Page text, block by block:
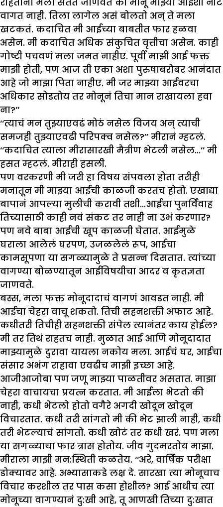
वागत नाही. तिला लागेल असं बोलतो अन् ते मला
खटकतं. कदाचित मी आईच्या बाबतीत फार हळवा
असेन. मी कदाचित अधिक संकुचित वृत्तीचा असेन. काही
गोष्टी पचवणं मला जमत नाहीए. पूर्वी माझी आई फक्त
माझी होती, पण आज ती एका अशा पुरुषाबरोबर आनंदात
आहे जो माझा पिता नाहीए. मी जर माझ्या आईवरचा
अधिकार सोडतोय तर मोनूनं तिचा मान राखायला हवा
ना?’’
‘‘त्याचं मन तुझ्याएवढं मोठं नसेल विजय अन् त्याची
समजही तुझ्याएवढी परिपक्व नसेल?’’ मीरानं म्हटलं.
‘‘कदाचित त्याला मीरासारखी मैत्रीण भेटली नसेल…’’ मी
हसत म्हटलं. मीराही हसली.
पण वरकरणी मी जरी हा विषय संपवला होता तरीही
मनातून मी माझ्या आईची काळजी करतच होतो. एखाद्या
बापानं आपल्या मुलीची करावी तशी…आईचा पुनर्विवाह
तिच्यासाठी काही नवं संकट तर नाही ना उभं करणार?
पण नवे बाबा आईची खूप काळजी घेतात. आईमुळे
घराला आलेलं घरपण, उजळलेलं रूप, आईचा
कामसूपणा या सगळ्यामुळे ते प्रसन्न दिसतात. त्यांच्या
वागण्या बोळण्यातून आईविषयीचा आदर व कृतज्ञता
जाणवते.
बस्स, मला फक्त मोनूदादाचं वागणं आवडत नाही. मी
आईचा चेहरा वाचू शकतो. तिची सहनशक्ती अफाट आहे.
कधीतरी तिचीही सहनशक्ती संपेल त्यानंतर काय होईल?
मी तर तिथं राहतच नाही. मुळात आई आणि मोनूदादात
माझ्यामुळे दुरावा यायला नकोय मला. आईचं घर, आईचा
संसार अभंग राहावा एवढीच माझी इच्छा आहे.
आजीआजोबा पण जणू माझ्या पाळतीवर असतात. माझा
चेहरा वाचायचा प्रयत्न करतात. मी आईला भेटतो की
नाही, कधी भेटलो होतो वगैरे अगदी खोदून खोदून
विचारतात. कधी तरी सांगतो मी की भेट झाली नाही, कधी
तरी भेटल्याचं सांगतो. कधी खोटं तर कधी खरं. पण मला
या सगळ्याचा फार त्रास होतोय. जीव गुदमरतोय माझा.
मीराला माझी मन:स्थिती कळतेय. ‘‘अरे, वार्षिक परीक्षा
डोक्यावर आहे. अभ्यासाकडे लक्ष दे. सारखा त्या मोनूचाच
विचार करशील तर पास कसा होशील? आई आधीच त्या
मोनूच्या वागण्यानं दु:खी आहे, तू आणखी तिच्या दु:खात